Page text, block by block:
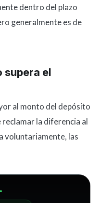
dentro del plazo
generalmente es de
supera el
al monto del depósito
la diferencia al
voluntariamente, las